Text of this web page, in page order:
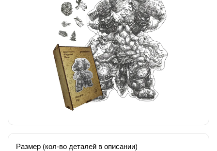
Размер (кол-во деталей в описании)